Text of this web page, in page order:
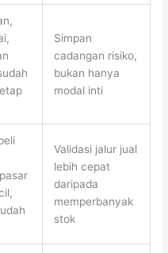
Simpan
cadangan risiko,
bukan hanya
modal inti
Validasi jalur jual
lebih cepat
daripada
memperbanyak
stok